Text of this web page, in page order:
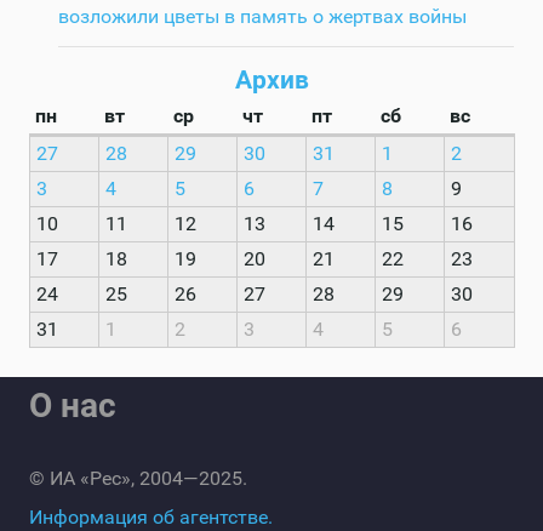
возложили цветы в память о жертвах войны
Архив
пн вт ср чт пт сб
вс
27
28 29 30 31 1
2
3
4 5 6 7 8
9
10
11 12 13 14 15
16
17
18 19 20 21 22
23
24
25 26 27 28 29
30
31
1 2 3 4 5 6
О нас
© ИА «Рес», 2004—2025.
Информация об агентстве.